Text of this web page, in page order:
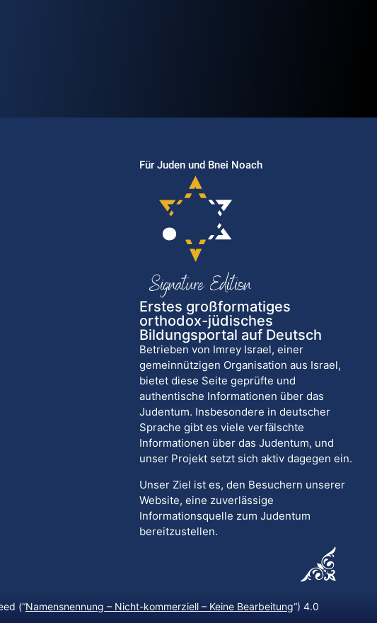
Für Juden und Bnei Noach
Erstes großformatiges
orthodox-jüdisches
Bildungsportal auf Deutsch
Betrieben von Imrey Israel, einer
gemeinnützigen Organisation aus Israel,
bietet diese Seite geprüfte und
authentische Informationen über das
Judentum. Insbesondere in deutscher
Sprache gibt es viele verfälschte
Informationen über das Judentum, und
unser Projekt setzt sich aktiv dagegen ein.
Unser Ziel ist es, den Besuchern unserer
Website, eine zuverlässige
Informationsquelle zum Judentum
bereitzustellen.
(“Namensnennung – Nicht-kommerziell – Keine Bearbeitung“) 4.0